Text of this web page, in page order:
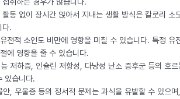
동 없이 장시간 앉아서 지내는 생활 방식은 칼로리 소
다.
전적 소인도 비만에 영향을 미칠 수 있습니다. 특정 유
에 영향을 줄 수 있습니다.
저하증, 인슐린 저항성, 다낭성 난소 증후군 등의 호르
있습니다.
, 우울증 등의 정서적 문제는 과식을 유발할 수 있으